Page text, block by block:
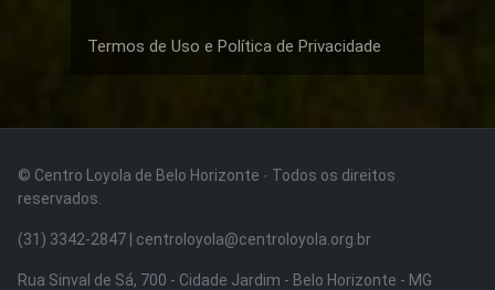
Termos de Uso e Política de Privacidade
© Centro Loyola de Belo Horizonte · Todos os direitos
reservados.
(31) 3342-2847 | centroloyola@centroloyola.org.br
Rua Sinval de Sá, 700 - Cidade Jardim - Belo Horizonte - MG